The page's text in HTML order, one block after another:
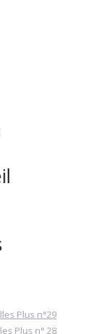
Plus n°29
Plus n° 28